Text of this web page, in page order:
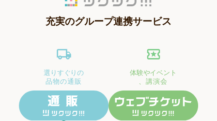
充実のグループ連携サービス
選りすぐりの
品物の通販
体験やイベント
、講演会